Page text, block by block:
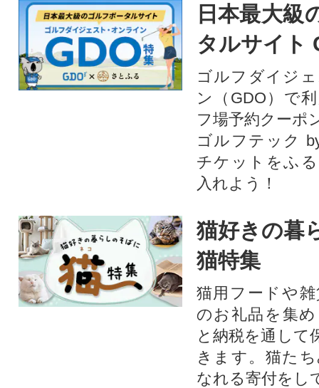
日本最大級
タルサイト
ゴルフダイジ
ン（GDO）で
フ場予約クーポ
ゴルフテック
チケットをふ
入れよう！
猫好きの暮
猫特集
猫用フードや
のお礼品を集
と納税を通して
きます。猫た
なれる寄付をし